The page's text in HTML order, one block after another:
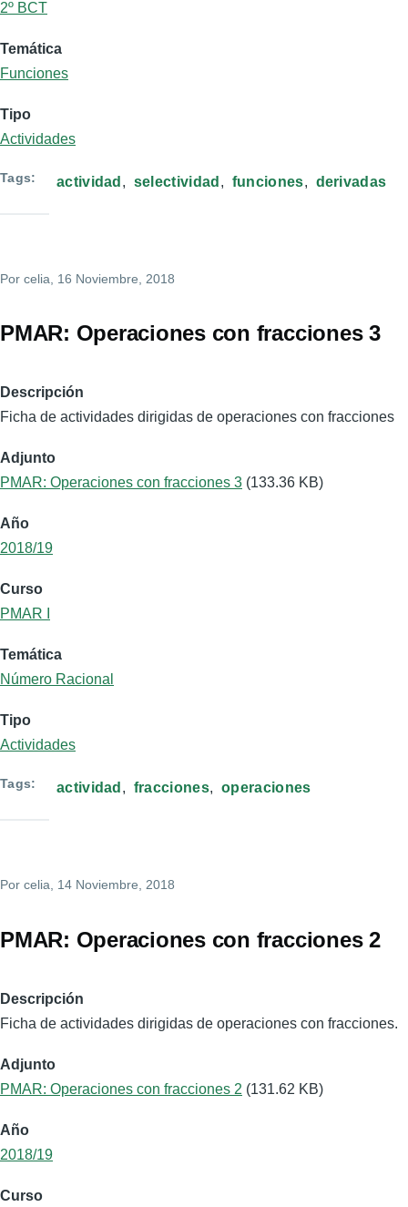
2º BCT
Temática
Funciones
Tipo
Actividades
Tags actividad selectividad funciones derivadas
Por celia , 16 Noviembre, 2018
PMAR: Operaciones con fracciones 3
Descripción
Ficha de actividades dirigidas de operaciones con fracciones
Adjunto
PMAR: Operaciones con fracciones 3 (133.36 KB)
Año
2018/19
Curso
PMAR I
Temática
Número Racional
Tipo
Actividades
Tags actividad fracciones operaciones
Por celia, 14 Noviembre, 2018
PMAR: Operaciones con fracciones 2
Descripción
Ficha de actividades dirigidas de operaciones con fracciones.
Adjunto
PMAR: Operaciones con fracciones 2 (131.62 KB)
Año
2018/19
Curso